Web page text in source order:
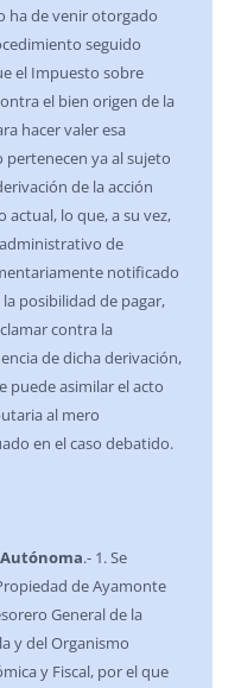
ha de venir otorgado
seguido
el Impuesto sobre
el bien origen de la
hacer valer esa
pertenecen ya al sujeto
de la acción
lo que, a su vez,
de
notificado
posibilidad de pagar,
contra la
de dicha derivación,
puede asimilar el acto
al mero
en el caso debatido.
.- 1. Se
de Ayamonte
General de la
y del Organismo
y Fiscal, por el que